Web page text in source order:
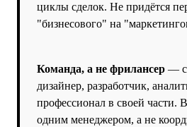
циклы сделок. Не придётся
"бизнесового" на
Команда, а не фрилансер —
дизайнер, разработчик,
профессионал в своей части.
одним менеджером, а не